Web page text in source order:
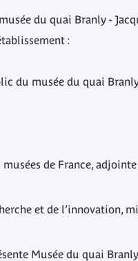
du quai Branly -
:
du musée du quai
de France,
et de l’innovation,
Musée du quai